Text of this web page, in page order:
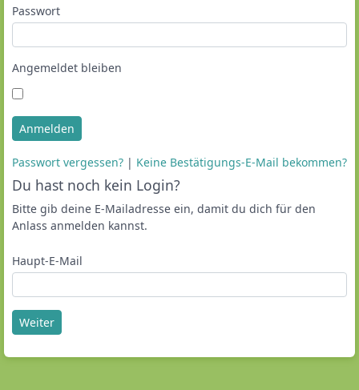
Passwort
Angemeldet bleiben
Anmelden
Passwort vergessen? | Keine Bestätigungs-E-Mail bekommen?
Du hast noch kein Login?
Bitte gib deine E-Mailadresse ein, damit du dich für den
Anlass anmelden kannst.
Haupt-E-Mail
Weiter